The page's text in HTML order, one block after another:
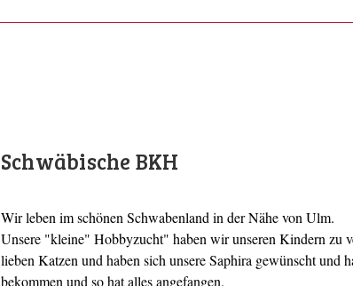
Schwäbische BKH
Wir leben im schönen Schwabenland in der Nähe von Ulm.
Unsere "kleine" Hobbyzucht" haben wir unseren Kindern zu
lieben Katzen und haben sich unsere Saphira gewünscht und
bekommen und so hat alles angefangen.